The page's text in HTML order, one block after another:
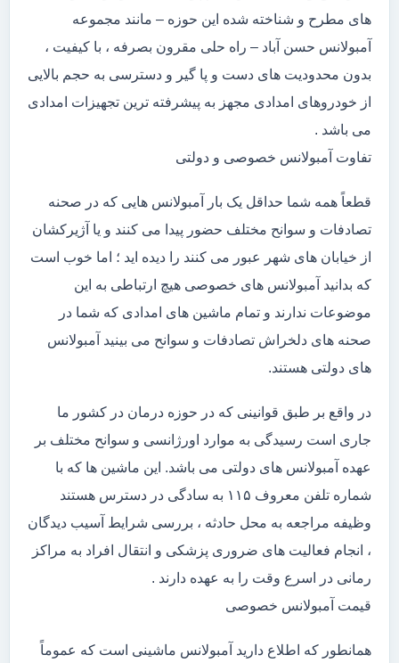
های مطرح و شناخته شده این حوزه – مانند مجموعه
آمبولانس حسن آباد – راه حلی مقرون بصرفه ، با کیفیت ،
بدون محدودیت های دست و پا گیر و دسترسی به حجم بالایی
از خودروهای امدادی مجهز به پیشرفته ترین تجهیزات امدادی
می باشد .
تفاوت آمبولانس خصوصی و دولتی
قطعاً همه شما حداقل یک بار آمبولانس هایی که در صحنه
تصادفات و سوانح مختلف حضور پیدا می کنند و یا آژیرکشان
از خیابان های شهر عبور می کنند را دیده اید ؛ اما خوب است
که بدانید آمبولانس های خصوصی هیچ ارتباطی به این
موضوعات ندارند و تمام ماشین های امدادی که شما در
صحنه های دلخراش تصادفات و سوانح می بینید آمبولانس
های دولتی هستند.
در واقع بر طبق قوانینی که در حوزه درمان در کشور ما
جاری است رسیدگی به موارد اورژانسی و سوانح مختلف بر
عهده آمبولانس های دولتی می باشد. این ماشین ها که با
شماره تلفن معروف ۱۱۵ به سادگی در دسترس هستند
وظیفه مراجعه به محل حادثه ، بررسی شرایط آسیب دیدگان
، انجام فعالیت های ضروری پزشکی و انتقال افراد به مراکز
رمانی در اسرع وقت را به عهده دارند .
قیمت آمبولانس خصوصی
همانطور که اطلاع دارید آمبولانس ماشینی است که عموماً